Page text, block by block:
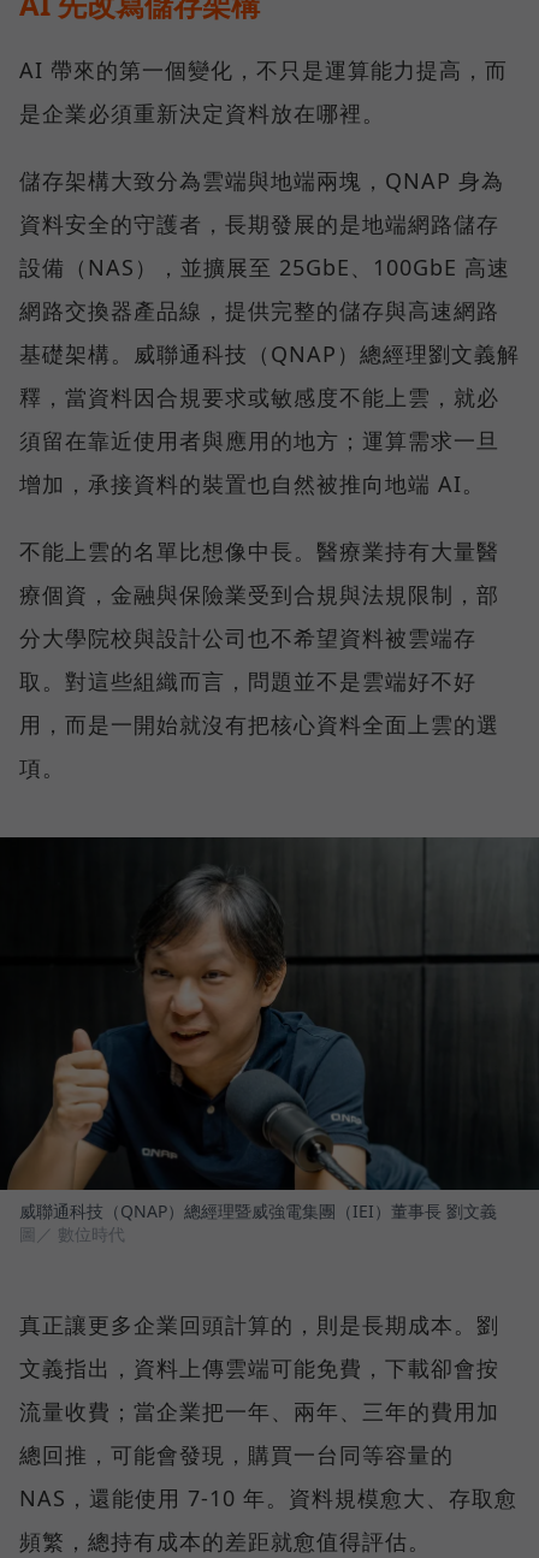
AI 帶來的第一個變化，不只是運算能力提高，而
是企業必須重新決定資料放在哪裡。
儲存架構大致分為雲端與地端兩塊，QNAP 身為
資料安全的守護者，長期發展的是地端網路儲存
設備（NAS），並擴展至 25GbE、100GbE 高速
網路交換器產品線，提供完整的儲存與高速網路
基礎架構。威聯通科技（QNAP）總經理劉文義解
釋，當資料因合規要求或敏感度不能上雲，就必
須留在靠近使用者與應用的地方；運算需求一旦
增加，承接資料的裝置也自然被推向地端 AI。
不能上雲的名單比想像中長。醫療業持有大量醫
療個資，金融與保險業受到合規與法規限制，部
分大學院校與設計公司也不希望資料被雲端存
取。對這些組織而言，問題並不是雲端好不好
用，而是一開始就沒有把核心資料全面上雲的選
項。
威聯通科技（QNAP）總經理暨威強電集團（IEI）董事長 劉文義
圖／ 數位時代
真正讓更多企業回頭計算的，則是長期成本。劉
文義指出，資料上傳雲端可能免費，下載卻會按
流量收費；當企業把一年、兩年、三年的費用加
總回推，可能會發現，購買一台同等容量的
NAS，還能使用 7-10 年。資料規模愈大、存取愈
頻繁，總持有成本的差距就愈值得評估。